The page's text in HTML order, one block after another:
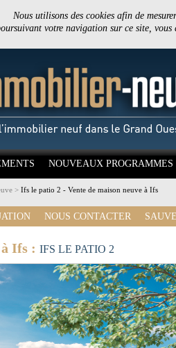
Nous utilisons des cookies afin de
votre navigation sur ce site,
NOUVEAUX PROGRAMMES
> Ifs le patio 2 - Vente de maison neuve à Ifs
NOUS CONTACTER
Ifs : IFS LE PATIO 2